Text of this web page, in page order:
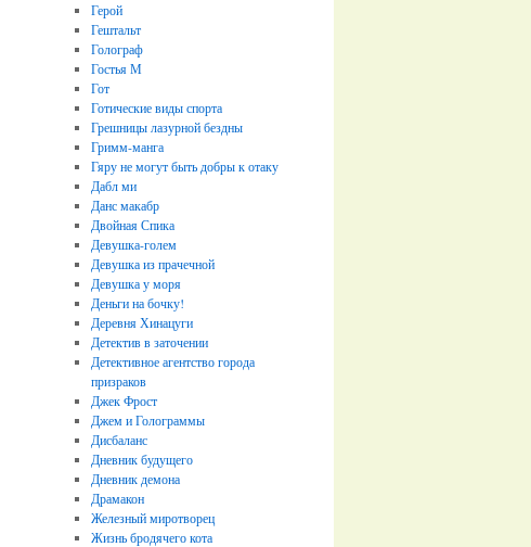
Герой
Гештальт
Голограф
Гостья М
Гот
Готические виды спорта
Грешницы лазурной бездны
Гримм-манга
Гяру не могут быть добры к отаку
Дабл ми
Данс макабр
Двойная Спика
Девушка-голем
Девушка из прачечной
Девушка у моря
Деньги на бочку!
Деревня Хинацуги
Детектив в заточении
Детективное агентство города
призраков
Джек Фрост
Джем и Голограммы
Дисбаланс
Дневник будущего
Дневник демона
Драмакон
Железный миротворец
Жизнь бродячего кота